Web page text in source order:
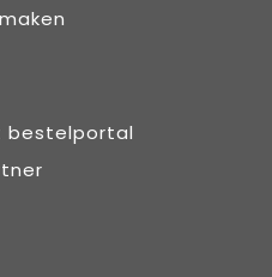
bestelportal